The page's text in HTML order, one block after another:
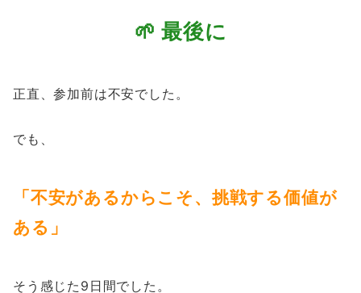
🌱 最後に
正直、参加前は不安でした。
でも、
「不安があるからこそ、挑戦する価値が
ある」
そう感じた9日間でした。